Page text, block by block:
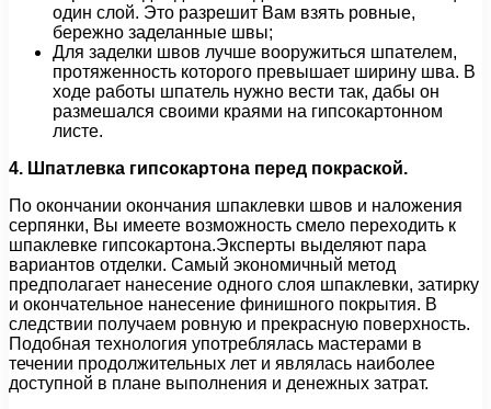
один слой. Это разрешит Вам взять ровные,
бережно заделанные швы;
Для заделки швов лучше вооружиться шпателем,
протяженность которого превышает ширину шва. В
ходе работы шпатель нужно вести так, дабы он
размешался своими краями на гипсокартонном
листе.
4. Шпатлевка гипсокартона перед покраской.
По окончании окончания шпаклевки швов и наложения
серпянки, Вы имеете возможность смело переходить к
шпаклевке гипсокартона.Эксперты выделяют пара
вариантов отделки. Самый экономичный метод
предполагает нанесение одного слоя шпаклевки, затирку
и окончательное нанесение финишного покрытия. В
следствии получаем ровную и прекрасную поверхность.
Подобная технология употреблялась мастерами в
течении продолжительных лет и являлась наиболее
доступной в плане выполнения и денежных затрат.